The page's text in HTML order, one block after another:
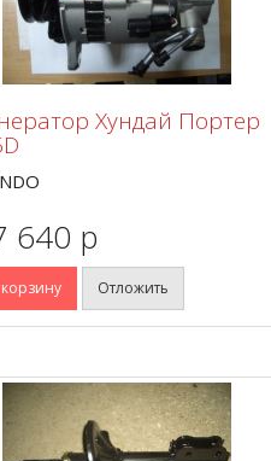
Хундай Портер
640 p
Отложить